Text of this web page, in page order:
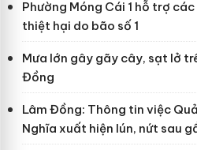
Phường Móng Cái 1 hỗ trợ
thiệt hại do bão số 1
Mưa lớn gây gãy cây, sạt lở
Đồng
Lâm Đồng: Thông tin việc
Nghĩa xuất hiện lún, nứt sau